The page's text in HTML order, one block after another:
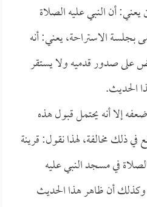
أن النبي عليه الصلاة
الاستراحة، يعني: أنه
على صدور قدميه ولا يستقر
الحديث.
إلا أنه يحتمل قبول هذه
في ذلك مخالفة، لهذا نقول: قرينة
في مسجد النبي عليه
وكذلك أن ظاهر هذا الحديث